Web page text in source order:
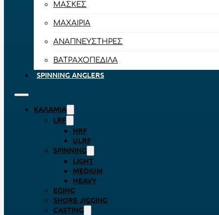
ΜΆΣΚΕΣ
ΜΑΧΑΊΡΙΑ
ΑΝΑΠΝΕΥΣΤΉΡΕΣ
ΒΑΤΡΑΧΟΠΈΔΙΛΑ
SPINNING ANGLERS
ΚΑΛΆΜΙΑ
LRF
HRF
ULRF
SPINNING
LIGHT
MEDIUM
HEAVY
EGING
SHORE JIGGING
CASTING